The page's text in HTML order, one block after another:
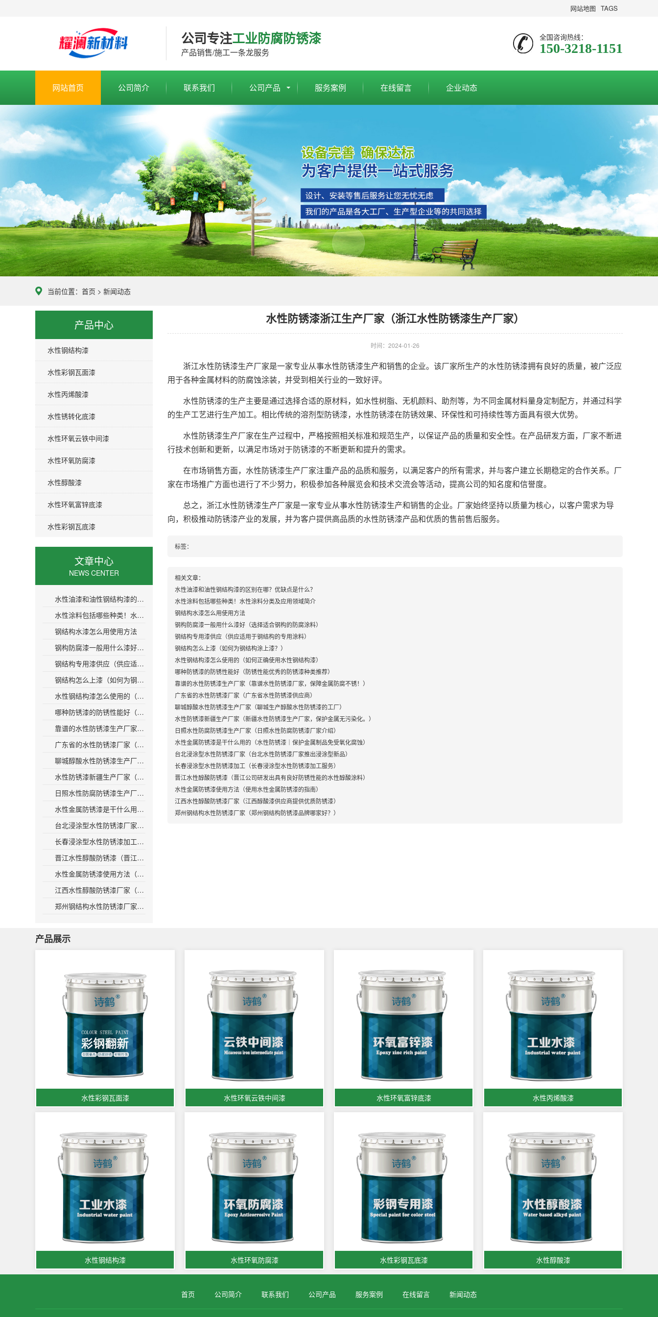
网站地图 TAGS
公司专注工业防腐防锈漆
产品销售/施工一条龙服务
全国咨询热线：
150-3218-1151
网站首页 公司简介 联系我们 公司产品 服务案例 在线留言 企业动态
当前位置： 首页 > 新闻动态
产品中心
水性钢结构漆
水性彩钢瓦面漆
水性丙烯酸漆
水性锈转化底漆
水性环氧云铁中间漆
水性环氧防腐漆
水性醇酸漆
水性环氧富锌底漆
水性彩钢瓦底漆
文章中心
NEWS CENTER
水性油漆和油性钢结构漆的区别在哪？优缺点是什么？
水性涂料包括哪些种类！水性涂料分类及应用领域简介
钢结构水漆怎么用使用方法
钢构防腐漆一般用什么漆好（选择适合钢构的防腐涂料）
钢结构专用漆供应（供应适用于钢结构的专用涂料）
钢结构怎么上漆（如何为钢结构涂上漆？）
水性钢结构漆怎么使用的（如何正确使用水性钢结构漆）
哪种防锈漆的防锈性能好（防锈性能优秀的防锈漆种类推荐）
靠谱的水性防锈漆生产厂家（靠谱水性防锈漆厂家，保障金属防腐不锈！）
广东省的水性防锈漆厂家（广东省水性防锈漆供应商）
聊城醇酸水性防锈漆生产厂家（聊城生产醇酸水性防锈漆的工厂）
水性防锈漆新疆生产厂家（新疆水性防锈漆生产厂家，保护金属无污染化。）
日照水性防腐防锈漆生产厂家（日照水性防腐防锈漆厂家介绍）
水性金属防锈漆是干什么用的（水性防锈漆｜保护金属制品免受氧化腐蚀）
台北浸涂型水性防锈漆厂家（台北水性防锈漆厂家推出浸涂型新品）
长春浸涂型水性防锈漆加工（长春浸涂型水性防锈漆加工服务）
晋江水性醇酸防锈漆（晋江公司研发出具有良好防锈性能的水性醇酸涂料）
水性金属防锈漆使用方法（使用水性金属防锈漆的指南）
江西水性醇酸防锈漆厂家（江西醇酸漆供应商提供优质防锈漆）
郑州钢结构水性防锈漆厂家（郑州钢结构防锈漆品牌哪家好？）
水性防锈漆浙江生产厂家（浙江水性防锈漆生产厂家）
时间：2024-01-26
浙江水性防锈漆生产厂家是一家专业从事水性防锈漆生产和销售的企业。该厂家所生产的水性防锈漆拥有良好的质量，被广泛应
用于各种金属材料的防腐蚀涂装，并受到相关行业的一致好评。
水性防锈漆的生产主要是通过选择合适的原材料，如水性树脂、无机颜料、助剂等，为不同金属材料量身定制配方，并通过科学
的生产工艺进行生产加工。相比传统的溶剂型防锈漆，水性防锈漆在防锈效果、环保性和可持续性等方面具有很大优势。
水性防锈漆生产厂家在生产过程中，严格按照相关标准和规范生产，以保证产品的质量和安全性。在产品研发方面，厂家不断进
行技术创新和更新，以满足市场对于防锈漆的不断更新和提升的需求。
在市场销售方面，水性防锈漆生产厂家注重产品的品质和服务，以满足客户的所有需求，并与客户建立长期稳定的合作关系。厂
家在市场推广方面也进行了不少努力，积极参加各种展览会和技术交流会等活动，提高公司的知名度和信誉度。
总之，浙江水性防锈漆生产厂家是一家专业从事水性防锈漆生产和销售的企业。厂家始终坚持以质量为核心，以客户需求为导
向，积极推动防锈漆产业的发展，并为客户提供高品质的水性防锈漆产品和优质的售前售后服务。
标签：
相关文章：
水性油漆和油性钢结构漆的区别在哪？优缺点是什么？
水性涂料包括哪些种类！水性涂料分类及应用领域简介
钢结构水漆怎么用使用方法
钢构防腐漆一般用什么漆好（选择适合钢构的防腐涂料）
钢结构专用漆供应（供应适用于钢结构的专用涂料）
钢结构怎么上漆（如何为钢结构涂上漆？）
水性钢结构漆怎么使用的（如何正确使用水性钢结构漆）
哪种防锈漆的防锈性能好（防锈性能优秀的防锈漆种类推荐）
靠谱的水性防锈漆生产厂家（靠谱水性防锈漆厂家，保障金属防腐不锈！）
广东省的水性防锈漆厂家（广东省水性防锈漆供应商）
聊城醇酸水性防锈漆生产厂家（聊城生产醇酸水性防锈漆的工厂）
水性防锈漆新疆生产厂家（新疆水性防锈漆生产厂家，保护金属无污染化。）
日照水性防腐防锈漆生产厂家（日照水性防腐防锈漆厂家介绍）
水性金属防锈漆是干什么用的（水性防锈漆｜保护金属制品免受氧化腐蚀）
台北浸涂型水性防锈漆厂家（台北水性防锈漆厂家推出浸涂型新品）
长春浸涂型水性防锈漆加工（长春浸涂型水性防锈漆加工服务）
晋江水性醇酸防锈漆（晋江公司研发出具有良好防锈性能的水性醇酸涂料）
水性金属防锈漆使用方法（使用水性金属防锈漆的指南）
江西水性醇酸防锈漆厂家（江西醇酸漆供应商提供优质防锈漆）
郑州钢结构水性防锈漆厂家（郑州钢结构防锈漆品牌哪家好？）
产品展示
水性彩钢瓦面漆 水性环氧云铁中间漆 水性环氧富锌底漆 水性丙烯酸漆
水性钢结构漆 水性环氧防腐漆 水性彩钢瓦底漆 水性醇酸漆
首页 公司简介 联系我们 公司产品 服务案例 在线留言 新闻动态